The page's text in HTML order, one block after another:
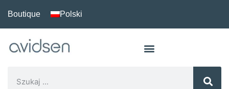
Boutique Polski